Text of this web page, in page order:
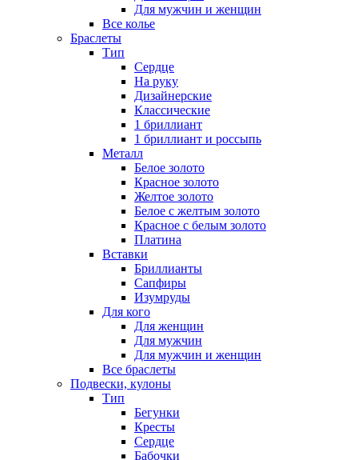
Для мужчин и женщин
Все колье
Браслеты
Тип
Сердце
На руку
Дизайнерские
Классические
1 бриллиант
1 бриллиант и россыпь
Металл
Белое золото
Красное золото
Желтое золото
Белое с желтым золото
Красное с белым золото
Платина
Вставки
Бриллианты
Сапфиры
Изумруды
Для кого
Для женщин
Для мужчин
Для мужчин и женщин
Все браслеты
Подвески, кулоны
Тип
Бегунки
Кресты
Сердце
Бабочки